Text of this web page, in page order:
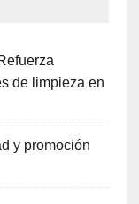
de limpieza en
y promoción